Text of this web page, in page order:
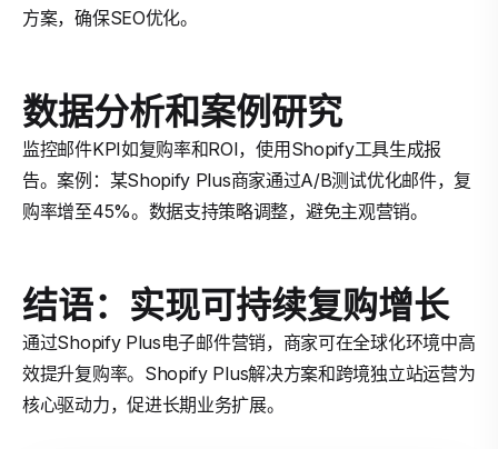
方案，确保SEO优化。
数据分析和案例研究
监控邮件KPI如复购率和ROI，使用Shopify工具生成报
告。案例：某Shopify Plus商家通过A/B测试优化邮件，复
购率增至45%。数据支持策略调整，避免主观营销。
结语：实现可持续复购增长
通过Shopify Plus电子邮件营销，商家可在全球化环境中高
效提升复购率。Shopify Plus解决方案和跨境独立站运营为
核心驱动力，促进长期业务扩展。